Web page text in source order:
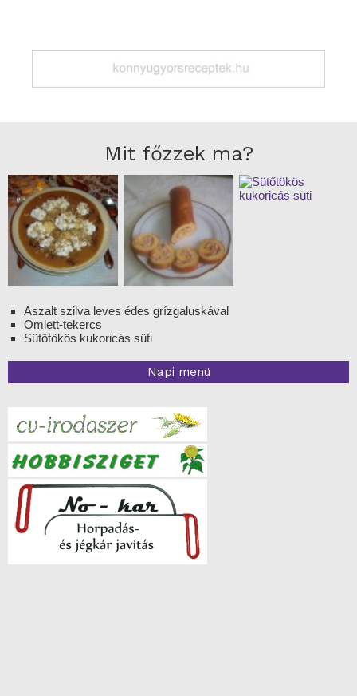
Mit főzzek ma?
Aszalt szilva leves édes grízgaluskával
Omlett-tekercs
Sütőtökös kukoricás süti
Napi menü